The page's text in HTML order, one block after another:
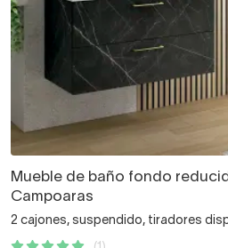
Mueble de baño fondo
Campoaras
2 cajones, suspendido, tiradores